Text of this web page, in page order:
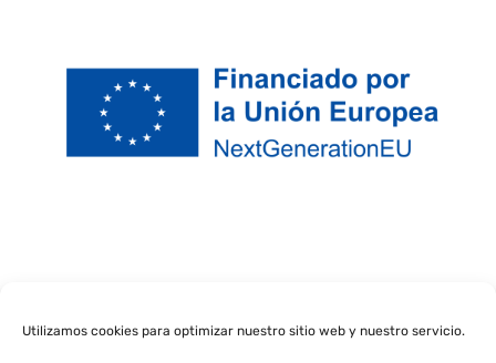
Utilizamos cookies para optimizar nuestro sitio web y nuestro servicio.